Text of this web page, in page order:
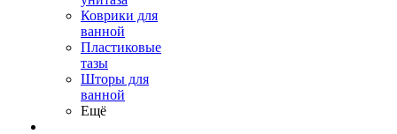
Коврики для
ванной
Пластиковые
тазы
Шторы для
ванной
Ещё